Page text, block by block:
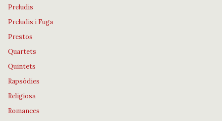
Preludis
Preludis i Fuga
Prestos
Quartets
Quintets
Rapsòdies
Religiosa
Romances